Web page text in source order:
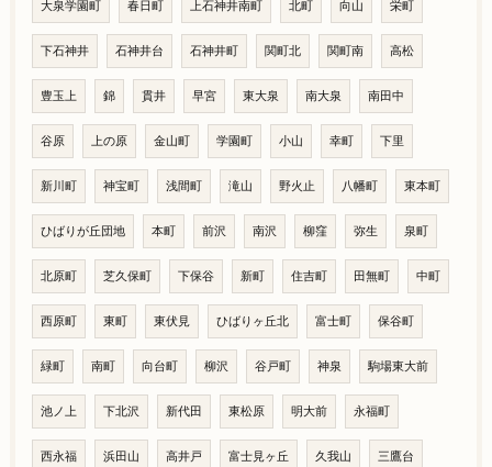
大泉学園町 春日町 上石神井南町 北町 向山 栄町
下石神井 石神井台 石神井町 関町北 関町南 高松
豊玉上 錦 貫井 早宮 東大泉 南大泉 南田中
谷原 上の原 金山町 学園町 小山 幸町 下里
新川町 神宝町 浅間町 滝山 野火止 八幡町 東本町
ひばりが丘団地 本町 前沢 南沢 柳窪 弥生 泉町
北原町 芝久保町 下保谷 新町 住吉町 田無町 中町
西原町 東町 東伏見 ひばりヶ丘北 富士町 保谷町
緑町 南町 向台町 柳沢 谷戸町 神泉 駒場東大前
池ノ上 下北沢 新代田 東松原 明大前 永福町
西永福 浜田山 高井戸 富士見ヶ丘 久我山 三鷹台